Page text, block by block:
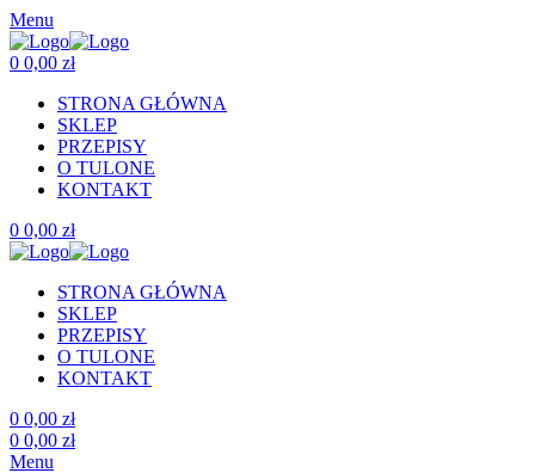
Menu
0 0,00 zł
STRONA GŁÓWNA
SKLEP
PRZEPISY
O TULONE
KONTAKT
0 0,00 zł
STRONA GŁÓWNA
SKLEP
PRZEPISY
O TULONE
KONTAKT
0 0,00 zł
0 0,00 zł
Menu